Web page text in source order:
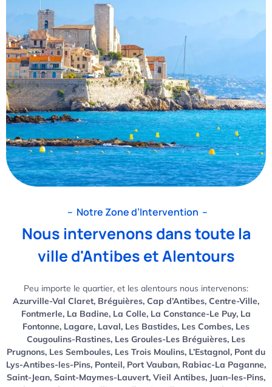
– Notre Zone d’Intervention –
Nous intervenons dans toute la
ville d'Antibes et Alentours
Peu importe le quartier, et les alentours nous intervenons:
Azurville-Val Claret, Bréguières, Cap d’Antibes, Centre-Ville,
Fontmerle, La Badine, La Colle, La Constance-Le Puy, La
Fontonne, Lagare, Laval, Les Bastides, Les Combes, Les
Cougoulins-Rastines, Les Groules-Les Bréguières, Les
Prugnons, Les Semboules, Les Trois Moulins, L’Estagnol, Pont du
Lys-Antibes-les-Pins, Ponteil, Port Vauban, Rabiac-La Paganne,
Saint-Jean, Saint-Maymes-Lauvert, Vieil Antibes, Juan-les-Pins,